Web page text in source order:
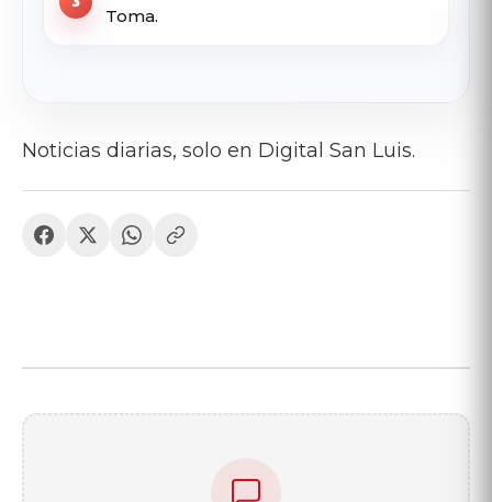
Toma.
Noticias diarias, solo en Digital San Luis.